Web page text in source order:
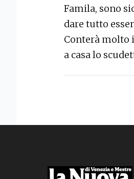
Famila, sono
dare tutto
Conterà molto
a casa lo